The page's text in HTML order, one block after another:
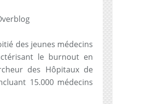
des jeunes médecins
le burnout en
des Hôpitaux de
15.000 médecins